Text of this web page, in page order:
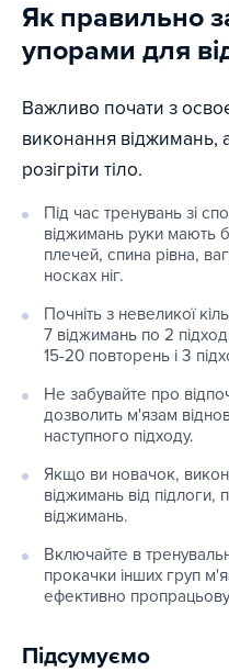
Як правильно
упорами для
Важливо почати з
виконання віджимань,
розігріти тіло.
Під час тренувань зі
віджимань руки мають
плечей, спина рівна,
носках ніг.
Почніть з невеликої
7 віджимань по 2
15-20 повторень і 3
Не забувайте про
дозволить м'язам
наступного підходу.
Якщо ви новачок,
віджимань від підлоги,
віджимань.
Включайте в
прокачки інших груп
ефективно
Підсумуємо